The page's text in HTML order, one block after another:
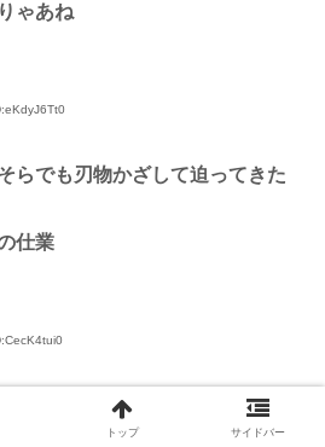
ゃあね
らでも刃物かざして迫ってきた
仕業
いやろ
トップ サイドバー